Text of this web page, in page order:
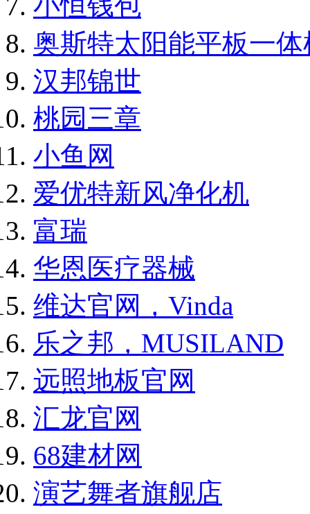
奥斯特太阳能平板一体
汉邦锦世
桃园三章
小鱼网
爱优特新风净化机
富瑞
华恩医疗器械
维达官网，Vinda
乐之邦，MUSILAND
远照地板官网
汇龙官网
68建材网
演艺舞者旗舰店